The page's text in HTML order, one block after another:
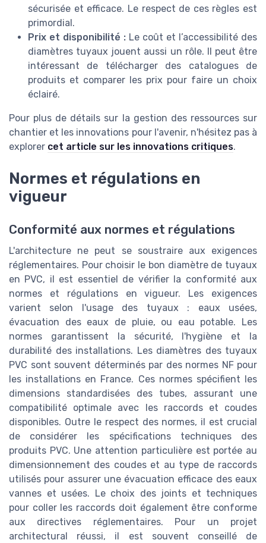
sécurisée et efficace. Le respect de ces règles est
primordial.
Prix et disponibilité : Le coût et l’accessibilité des
diamètres tuyaux jouent aussi un rôle. Il peut être
intéressant de téléchargerdes catalogues de
produits et comparer les prix pour faire un choix
éclairé.
Pour plus de détails sur la gestion des ressources sur
chantier et les innovations pour l'avenir, n'hésitez pas à
explorer cet article sur les innovations critiques.
Normes et régulations en
vigueur
Conformité aux normes et régulations
L'architecture ne peut se soustraire aux exigences
réglementaires. Pour choisir le bon diamètre de tuyaux
en PVC, il est essentiel de vérifier la conformité aux
normes et régulations en vigueur. Les exigences
varient selon l'usage des tuyaux : eaux usées,
évacuation des eaux de pluie, ou eau potable. Les
normes garantissent la sécurité, l'hygiène et la
durabilité des installations. Les diamètres des tuyaux
PVC sont souvent déterminés par des normes NF pour
les installations en France. Ces normes spécifient les
dimensions standardisées des tubes, assurant une
compatibilité optimale avec les raccords et coudes
disponibles. Outre le respect des normes, il est crucial
de considérer les spécifications techniques des
produits PVC. Une attention particulière est portée au
dimensionnement des coudes et au type de raccords
utilisés pour assurer une évacuation efficace des eaux
vannes et usées. Le choix des joints et techniques
pour coller les raccords doit également être conforme
aux directives réglementaires. Pour un projet
architectural réussi, il est souvent conseillé de